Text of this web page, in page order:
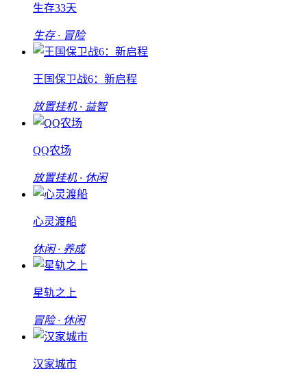
生存33天
生存 · 冒险
王国保卫战6：新启程
放置挂机 · 益智
QQ农场
放置挂机 · 休闲
心灵渡船
休闲 · 养成
星轨之上
冒险 · 休闲
汉家城市